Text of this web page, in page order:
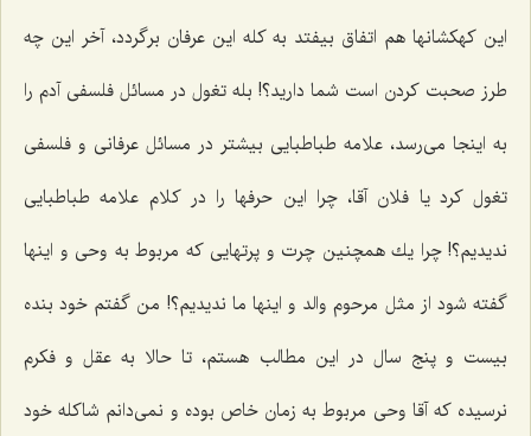
این كهكشانها هم اتفاق بیفتد به كله این عرفان برگردد، آخر این چه
طرز صحبت كردن است شما دارید؟! بله تغول در مسائل فلسفی آدم را
به اینجا می‌رسد، علامه طباطبایی بیشتر در مسائل عرفانی و فلسفی
تغول كرد یا فلان آقا، چرا این حرفها را در كلام علامه طباطبایی
ندیدیم؟! چرا یك همچنین چرت و پرتهایی كه مربوط به وحی و اینها
گفته شود از مثل مرحوم والد و اینها ما ندیدیم؟! من گفتم خود بنده
بیست و پنج سال در این مطالب هستم، تا حالا به عقل و فكرم
نرسیده كه آقا وحی مربوط به زمان خاص بوده و نمی‌دانم شاكله خود